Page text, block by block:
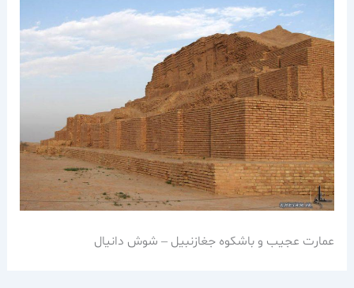
عمارت عجیب و باشکوه جغازنبیل – شوش دانیال